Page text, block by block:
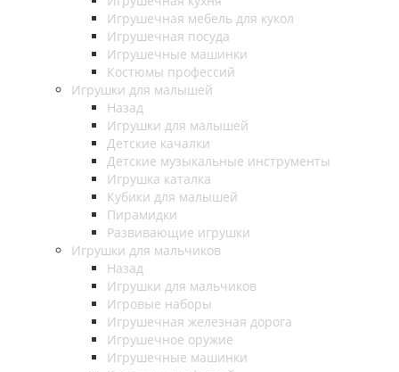
Игрушечная мебель для кукол
Игрушечная посуда
Игрушечные машинки
Костюмы профессий
Игрушки для малышей
Назад
Игрушки для малышей
Детские качалки
Детские музыкальные инструменты
Игрушка каталка
Кубики для малышей
Пирамидки
Развивающие игрушки
Игрушки для мальчиков
Назад
Игрушки для мальчиков
Игровые наборы
Игрушечная железная дорога
Игрушечное оружие
Игрушечные машинки